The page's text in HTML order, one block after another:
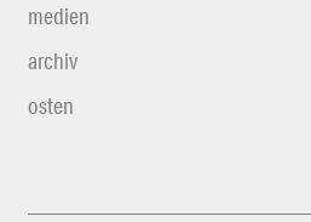
medien
archiv
osten